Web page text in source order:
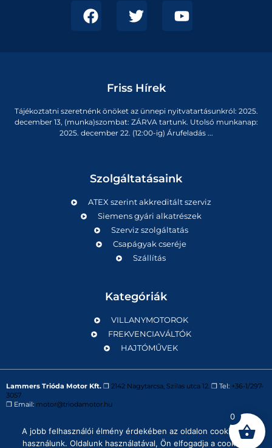
Friss Hírek
Tájékoztatni szeretnénk önöket az ünnepi nyitvatartásunkról: 2025.
december 13, (munka)szombat: ZÁRVA tartunk. Utolsó munkanap:
2025. december 22. (12:00-ig) Árufeladás ...
Szolgáltatásaink
ATEX szerint akkreditált szerviz
Siemens gyári alkatrészek
Szerviz szolgáltatás
Csapágyak cseréje
Szállítás
Kategóriák
VILLANYMOTOROK
FREKVENCIAVÁLTÓK
HAJTÓMŰVEK
Lammers Trióda Motor Kft. ❒ 2142 Nagytarcsa, Szilas utca 12. ❒ Tel: +36-1/297-
3057
❒ Email: motor@triodamotor.hu
Powered byDigit-Now Kft.
0
A jobb felhasználói élmény érdekében az oldalon cookie-kat
használunk. Oldalunk használatával, Ön elfogadja a cookie-k